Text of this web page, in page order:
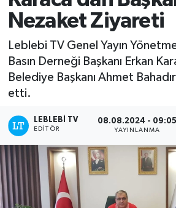
Nezaket Ziyareti
Leblebi TV Genel Yayın
Basın Derneği Başkanı Erkan
Belediye Başkanı Ahmet
etti.
LEBLEBI TV
EDITÖR
08.08.2024 - 09:05
YAYINLANMA
Tüm Manşetler
Son Dakika Haberleri
Haber Arşivi